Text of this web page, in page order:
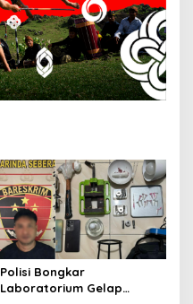
Polisi Bongkar
Laboratorium Gelap